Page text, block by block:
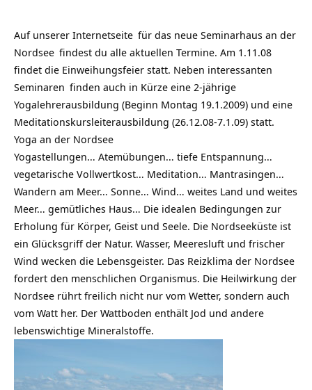
Auf unserer Internetseite für das neue Seminarhaus an der
Nordsee findest du alle aktuellen Termine. Am 1.11.08
findet die Einweihungsfeier statt. Neben interessanten
Seminaren finden auch in Kürze eine 2-jährige
Yogalehrerausbildung (Beginn Montag 19.1.2009) und eine
Meditationskursleiterausbildung (26.12.08-7.1.09) statt.
Yoga an der Nordsee
Yogastellungen… Atemübungen… tiefe Entspannung…
vegetarische Vollwertkost… Meditation… Mantrasingen…
Wandern am Meer… Sonne… Wind… weites Land und weites
Meer… gemütliches Haus… Die idealen Bedingungen zur
Erholung für Körper, Geist und Seele. Die Nordseeküste ist
ein Glücksgriff der Natur. Wasser, Meeresluft und frischer
Wind wecken die Lebensgeister. Das Reizklima der Nordsee
fordert den menschlichen Organismus. Die Heilwirkung der
Nordsee rührt freilich nicht nur vom Wetter, sondern auch
vom Watt her. Der Wattboden enthält Jod und andere
lebenswichtige Mineralstoffe.